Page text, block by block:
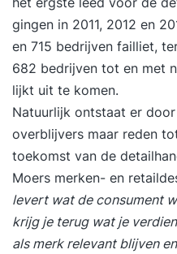
gingen in 2011, 2012 en
en 715 bedrijven failliet,
682 bedrijven tot en met
lijkt uit te komen.
Natuurlijk ontstaat er
overblijvers maar reden
toekomst van de
Moers merken- en
levert wat de consument
krijg je terug wat je
als merk relevant blijven